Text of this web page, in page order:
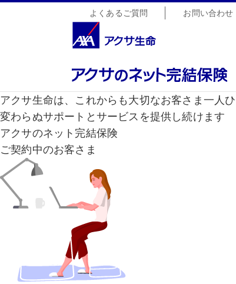
よくあるご質問 お問い合わせ
アクサ生命は、これからも大切なお客さま一人ひ
変わらぬサポートとサービスを提供し続けます
アクサのネット完結保険
ご契約中のお客さま